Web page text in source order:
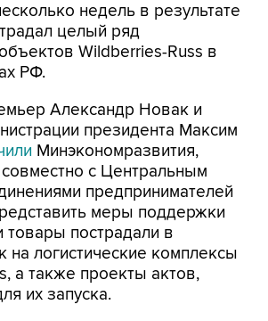
недель в результате
целый ряд
Wildberries-Russ в
РФ.
Александр Новак и
президента Максим
Минэкономразвития,
с Центральным
предпринимателей
меры поддержки
товары пострадали в
на логистические комплексы
а также проекты актов,
их запуска.